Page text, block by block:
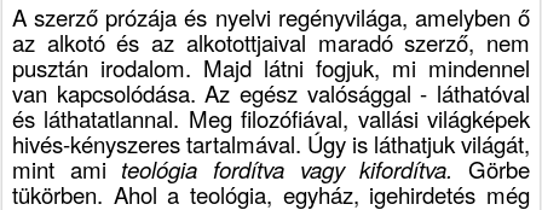
A szerző prózája és nyelvi regényvilága, amelyben ő
az alkotó és az alkotottjaival maradó szerző, nem
pusztán irodalom. Majd látni fogjuk, mi mindennel
van kapcsolódása. Az egész valósággal - láthatóval
és láthatatlannal. Meg filozófiával, vallási világképek
hivés-kényszeres tartalmával. Úgy is láthatjuk világát,
mint ami teológia fordítva vagy kifordítva. Görbe
tükörben. Ahol a teológia, egyház, igehirdetés még